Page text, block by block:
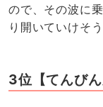
ので、その波に
り開いていけそう
3位【てんびん